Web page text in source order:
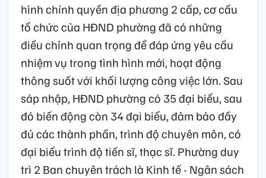
hình chính quyền địa phương 2 cấp, cơ cấu
tổ chức của HĐND phường đã có những
điều chỉnh quan trọng để đáp ứng yêu cầu
nhiệm vụ trong tình hình mới, hoạt động
thông suốt với khối lượng công việc lớn. Sau
sáp nhập, HĐND phường có 35 đại biểu, sau
đó biến động còn 34 đại biểu, đảm bảo đầy
đủ các thành phần, trình độ chuyên môn, có
đại biểu trình độ tiến sĩ, thạc sĩ. Phường duy
trì 2 Ban chuyên trách là Kinh tế - Ngân sách